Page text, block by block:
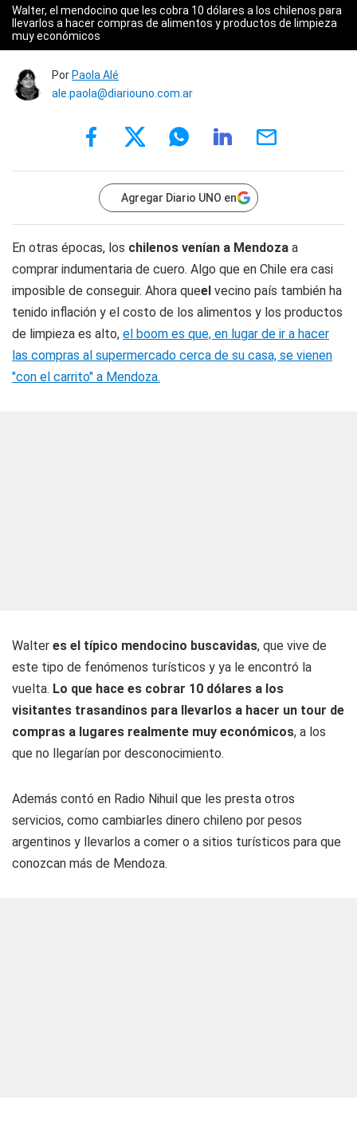
Walter, el mendocino que les cobra 10 dólares a los chilenos para
llevarlos a hacer compras de alimentos y productos de limpieza
muy económicos
Por Paola Alé
ale.paola@diariouno.com.ar
Agregar Diario UNO en
En otras épocas, los chilenos venían a Mendoza a
comprar indumentaria de cuero. Algo que en Chile era casi
imposible de conseguir. Ahora queel vecino país también ha
tenido inflación y el costo de los alimentos y los productos
de limpieza es alto, el boom es que, en lugar de ir a hacer
las compras al supermercado cerca de su casa, se vienen
"con el carrito" a Mendoza.
Walter es el típico mendocino buscavidas, que vive de
este tipo de fenómenos turísticos y ya le encontró la
vuelta. Lo que hace es cobrar 10 dólares a los
visitantes trasandinos para llevarlos a hacer un tour de
compras a lugares realmente muy económicos, a los
que no llegarían por desconocimiento.
Además contó en Radio Nihuil que les presta otros
servicios, como cambiarles dinero chileno por pesos
argentinos y llevarlos a comer o a sitios turísticos para que
conozcan más de Mendoza.